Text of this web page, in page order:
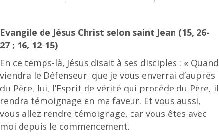
Evangile de Jésus Christ selon saint Jean (15, 26-
27 ; 16, 12-15)
En ce temps-là, Jésus disait à ses disciples : « Quand
viendra le Défenseur, que je vous enverrai d’auprès
du Père, lui, l’Esprit de vérité qui procède du Père, il
rendra témoignage en ma faveur. Et vous aussi,
vous allez rendre témoignage, car vous êtes avec
moi depuis le commencement.